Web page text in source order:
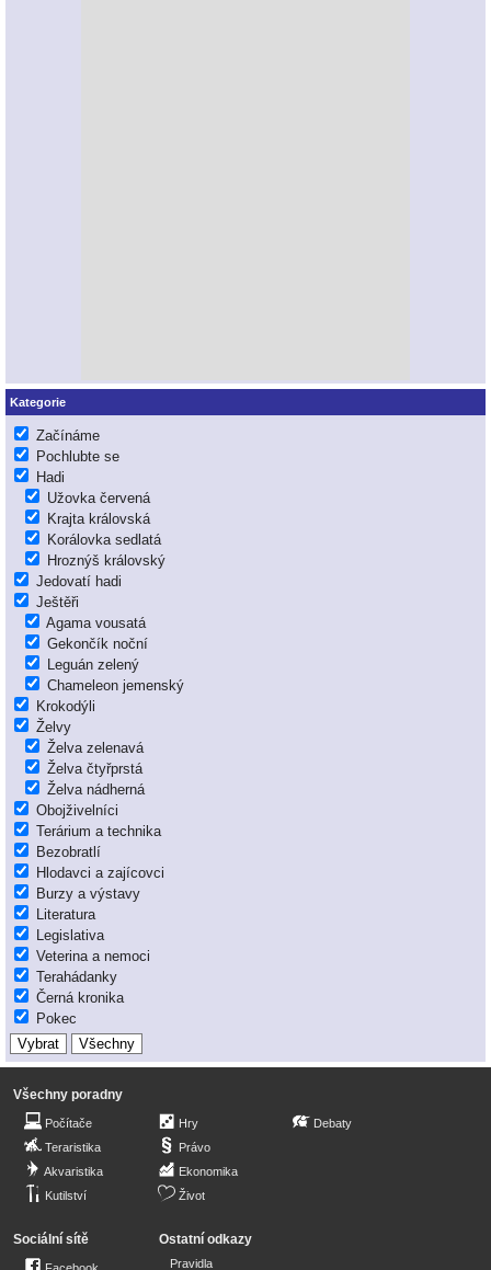
Kategorie
Začínáme
Pochlubte se
Hadi
Užovka červená
Krajta královská
Korálovka sedlatá
Hroznýš královský
Jedovatí hadi
Ještěři
Agama vousatá
Gekončík noční
Leguán zelený
Chameleon jemenský
Krokodýli
Želvy
Želva zelenavá
Želva čtyřprstá
Želva nádherná
Obojživelníci
Terárium a technika
Bezobratlí
Hlodavci a zajícovci
Burzy a výstavy
Literatura
Legislativa
Veterina a nemoci
Terahádanky
Černá kronika
Pokec
Všechny poradny
Počítače
Teraristika
Akvaristika
Kutilství
Hry
Právo
Ekonomika
Život
Debaty
Sociální sítě Ostatní odkazy
Pravidla